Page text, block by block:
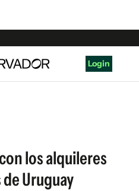
Login
los alquileres
Uruguay